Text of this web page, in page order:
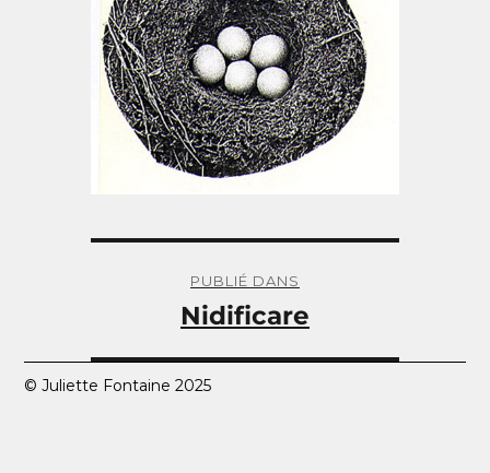
PUBLIÉ DANS
Nidificare
© Juliette Fontaine 2025